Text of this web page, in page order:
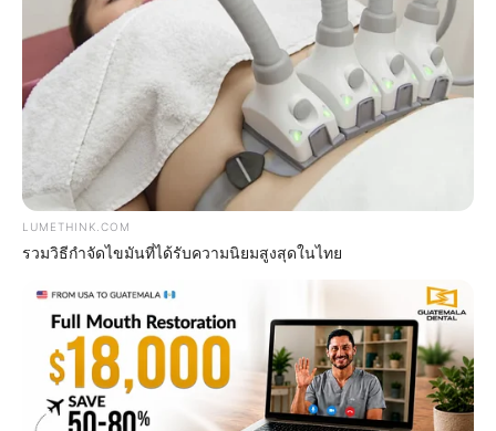
Why this ordinary drink is the secret to feeling
your best every day
LUMETHINK.COM
รวมวิธีกำจัดไขมันที่ได้รับความนิยมสูงสุดในไทย